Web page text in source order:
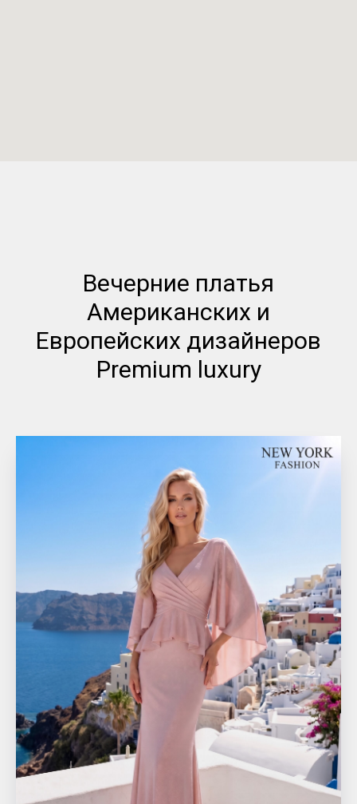
Вечерние платья
Американских и
Европейских дизайнеров
Premium luxury